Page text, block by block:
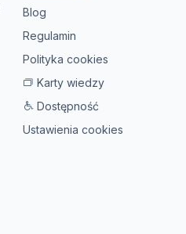
Blog
Regulamin
Polityka cookies
Karty wiedzy
Dostępność
Ustawienia cookies